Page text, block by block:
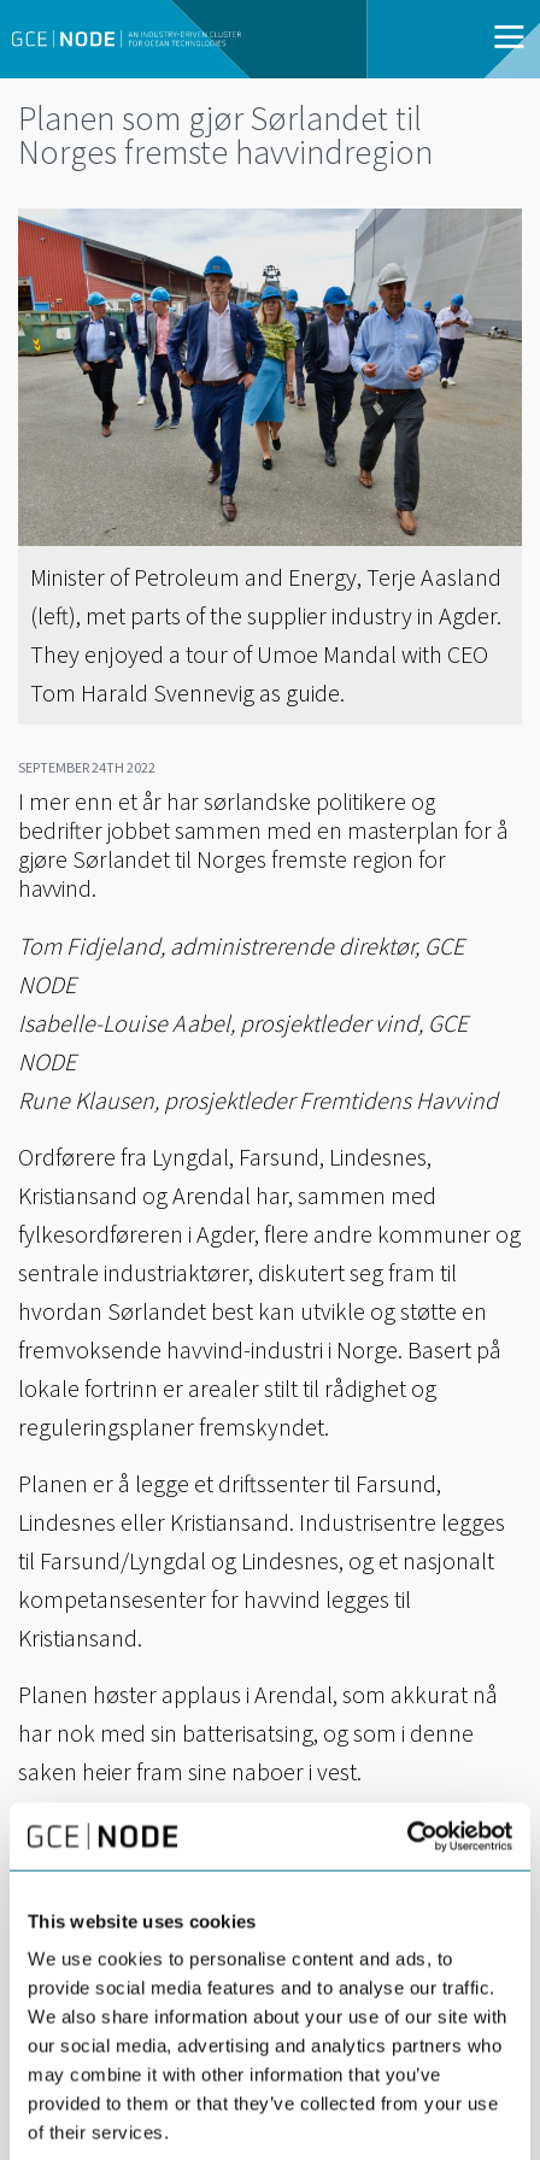
This website uses cookies
We use cookies to personalise content and ads, to
provide social media features and to analyse our traffic.
We also share information about your use of our site with
our social media, advertising and analytics partners who
may combine it with other information that you’ve
provided to them or that they’ve collected from your use
of their services.
Planen som gjør Sørlandet til
Norges fremste havvindregion
Minister of Petroleum and Energy, Terje Aasland
(left), met parts of the supplier industry in Agder.
They enjoyed a tour of Umoe Mandal with CEO
Tom Harald Svennevig as guide.
SEPTEMBER 24TH 2022
I mer enn et år har sørlandske politikere og
bedrifter jobbet sammen med en masterplan for å
gjøre Sørlandet til Norges fremste region for
havvind.
Tom Fidjeland, administrerende direktør, GCE
NODE
Isabelle-Louise Aabel, prosjektleder vind, GCE
NODE
Rune Klausen, prosjektleder Fremtidens Havvind
Ordførere fra Lyngdal, Farsund, Lindesnes,
Kristiansand og Arendal har, sammen med
fylkesordføreren i Agder, flere andre kommuner og
sentrale industriaktører, diskutert seg fram til
hvordan Sørlandet best kan utvikle og støtte en
fremvoksende havvind-industri i Norge. Basert på
lokale fortrinn er arealer stilt til rådighet og
reguleringsplaner fremskyndet.
Planen er å legge et driftssenter til Farsund,
Lindesnes eller Kristiansand. Industrisentre legges
til Farsund/Lyngdal og Lindesnes, og et nasjonalt
kompetansesenter for havvind legges til
Kristiansand.
Planen høster applaus i Arendal, som akkurat nå
har nok med sin batterisatsing, og som i denne
saken heier fram sine naboer i vest.
Det er allerede bevilget millionbeløp til satsingen
fra fylkeskommunen og en rekke kommuner, samt
kompetansefond.
Under energimessen ONS i Stavanger ble den
første avtalen mellom sørlandske bedrifter og
mulige utbyggere av havvind i Norge signert. Siden